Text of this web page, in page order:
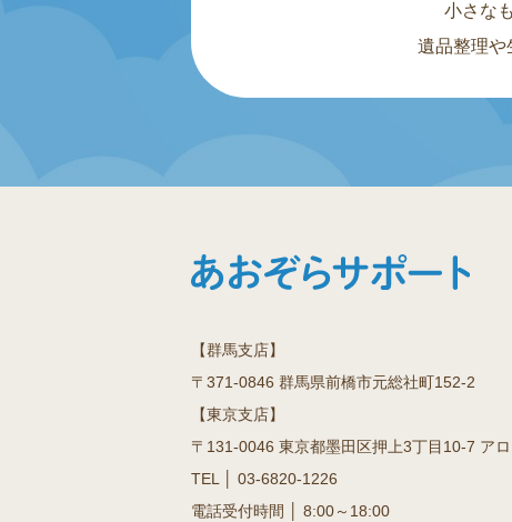
小さな
遺品整理や
【群馬支店】
〒371-0846 群馬県前橋市元総社町152-2
【東京支店】
〒131-0046 東京都墨田区押上3丁目10-7 ア
TEL │ 03-6820-1226
電話受付時間 │ 8:00～18:00